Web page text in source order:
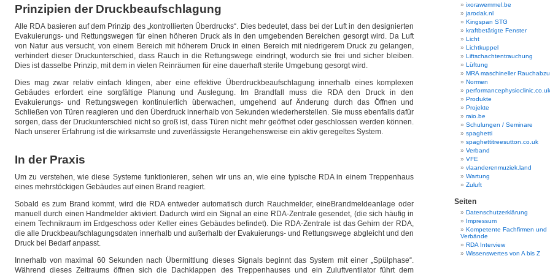
Prinzipien der Druckbeaufschlagung
Alle RDA basieren auf dem Prinzip des „kontrollierten Überdrucks“. Dies bedeutet, dass bei der Luft in den designierten
Evakuierungs- und Rettungswegen für einen höheren Druck als in den umgebenden Bereichen gesorgt wird. Da Luft
von Natur aus versucht, von einem Bereich mit höherem Druck in einen Bereich mit niedrigerem Druck zu gelangen,
verhindert dieser Druckunterschied, dass Rauch in die Rettungswege eindringt, wodurch sie frei und sicher bleiben.
Dies ist dasselbe Prinzip, mit dem in vielen Reinräumen für eine dauerhaft sterile Umgebung gesorgt wird.
Dies mag zwar relativ einfach klingen, aber eine effektive Überdruckbeaufschlagung innerhalb eines komplexen
Gebäudes erfordert eine sorgfältige Planung und Auslegung. Im Brandfall muss die RDA den Druck in den
Evakuierungs- und Rettungswegen kontinuierlich überwachen, umgehend auf Änderung durch das Öffnen und
Schließen von Türen reagieren und den Überdruck innerhalb von Sekunden wiederherstellen. Sie muss ebenfalls dafür
sorgen, dass der Druckunterschied nicht so groß ist, dass Türen nicht mehr geöffnet oder geschlossen werden können.
Nach unserer Erfahrung ist die wirksamste und zuverlässigste Herangehensweise ein aktiv geregeltes System.
In der Praxis
Um zu verstehen, wie diese Systeme funktionieren, sehen wir uns an, wie eine typische RDA in einem Treppenhaus
eines mehrstöckigen Gebäudes auf einen Brand reagiert.
Sobald es zum Brand kommt, wird die RDA entweder automatisch durch Rauchmelder, eineBrandmeldeanlage oder
manuell durch einen Handmelder aktiviert. Dadurch wird ein Signal an eine RDA-Zentrale gesendet, (die sich häufig in
einem Technikraum im Erdgeschoss oder Keller eines Gebäudes befindet). Die RDA-Zentrale ist das Gehirn der RDA,
die alle Druckbeaufschlagungsdaten innerhalb und außerhalb der Evakuierungs- und Rettungswege abgleicht und den
Druck bei Bedarf anpasst.
Innerhalb von maximal 60 Sekunden nach Übermittlung dieses Signals beginnt das System mit einer „Spülphase“.
Während dieses Zeitraums öffnen sich die Dachklappen des Treppenhauses und ein Zuluftventilator führt dem
ixorawemmel.be
jarodak.nl
Kingspan STG
kraftbetätigte Fenster
Licht
Lichtkuppel
Liftschachtentrauchung
Lüftung
MRA maschineller
Normen
performancephysioclinic.co.uk
Produkte
Projekte
raio.be
Schulungen / Seminare
spaghetti
spaghettitreesutton.co.uk
Verband
VFE
vlaanderenmuziek.land
Wartung
Zuluft
Seiten
Datenschutzerklärung
Impressum
Kompetente Fachfirmen und
Verbände
RDA Interview
Wissenswertes von A bis Z